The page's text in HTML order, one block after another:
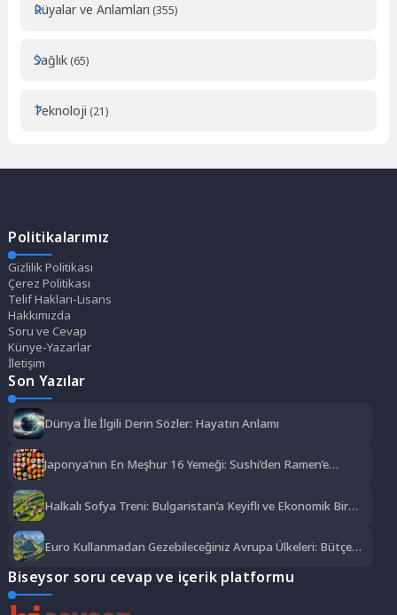
Rüyalar ve Anlamları (355)
Sağlık (65)
Teknoloji (21)
Politikalarımız
Gizlilik Politikası
Çerez Politikası
Telif Hakları-Lisans
Hakkımızda
Soru ve Cevap
Künye-Yazarlar
İletişim
Son Yazılar
Dünya İle İlgili Derin Sözler: Hayatın Anlamı
Japonya’nın En Meşhur 16 Yemeği: Sushi’den Ramen’e
Halkalı Sofya Treni: Bulgaristan’a Keyifli ve Ekonomik Bir
Euro Kullanmadan Gezebileceğiniz Avrupa Ülkeleri: Bütçe
Biseysor soru cevap ve içerik platformu